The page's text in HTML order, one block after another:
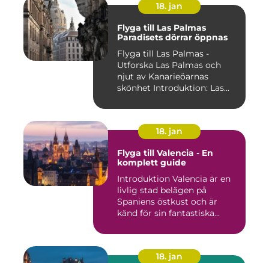
18. jan
Flyga till Las Palmas
Paradisets dörrar öppnas
Flyga till Las Palmas -
Utforska Las Palmas och
njut av Kanarieöarnas
skönhet Introduktion: Las
18. jan
Flyga till Valencia - En
komplett guide
Introduktion Valencia är en
livlig stad belägen på
Spaniens östkust och är
känd för sin fantastiska...
18. jan